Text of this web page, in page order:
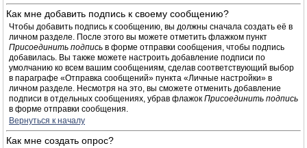
Как мне добавить подпись к своему сообщению?
Чтобы добавить подпись к сообщению, вы должны сначала создать её в
личном разделе. После этого вы можете отметить флажком пункт
Присоединить подпись в форме отправки сообщения, чтобы подпись
добавилась. Вы также можете настроить добавление подписи по
умолчанию ко всем вашим сообщениям, сделав соответствующий выбор
в параграфе «Отправка сообщений» пункта «Личные настройки» в
личном разделе. Несмотря на это, вы сможете отменить добавление
подписи в отдельных сообщениях, убрав флажок Присоединить подпись
в форме отправки сообщения.
Вернуться к началу
Как мне создать опрос?